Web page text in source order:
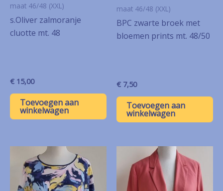
maat 46/48 (XXL)
s.Oliver zalmoranje
cluotte mt. 48
€ 15,00
Toevoegen aan
winkelwagen
maat 46/48 (XXL)
BPC zwarte broek met
bloemen prints mt. 48/50
€ 7,50
Toevoegen aan
winkelwagen